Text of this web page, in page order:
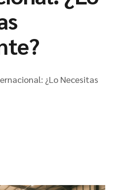
¿Lo Necesitas